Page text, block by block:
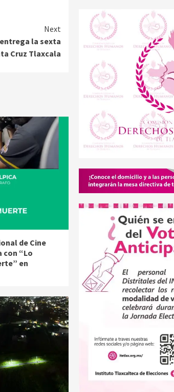
Next
la sexta
Cruz Tlaxcala
de Cine
con “Lo
en